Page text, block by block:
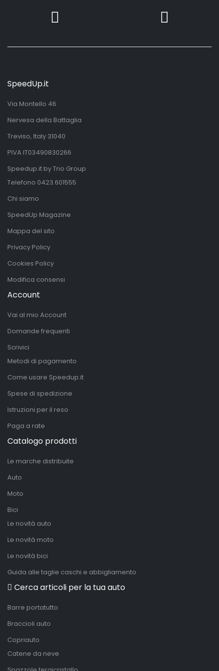
SpeedUp.it
Via Montello 46
Nervesa della Battaglia
Treviso, Italy 31040
PIVA IT03490830266
Speedup.it by Trio Group
Telefono 0423.601555
Chi siamo
SpeedUp Magazine
Mappa del sito
Privacy Policy
Cookies Policy
Modifica consensi
Account
Vai al mio Account
Domande frequenti
Scrivici
Metodi di pagamento
Come usare Speedup.it
Spese di spedizione
Istruzioni per il reso
Paga a rate
Catalogo prodotti
Le marche distribuite
Auto
Moto
Bici
Le novità auto
Le novità moto
Le novità bici
Guida alle taglie caschi e abbigliamento
Cerca articoli per la tua auto
Barre portatutto
Braccioli auto
Copriauto
Catene da neve